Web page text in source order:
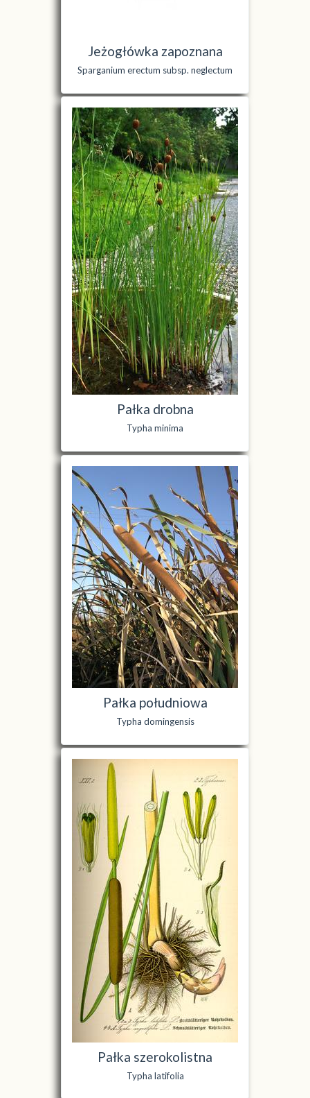
Jeżogłówka zapoznana
Sparganium erectum subsp. neglectum
Pałka drobna
Typha minima
Pałka południowa
Typha domingensis
Pałka szerokolistna
Typha latifolia